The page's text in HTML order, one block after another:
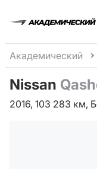
Академический
Nissan
2016, 103 283 км,